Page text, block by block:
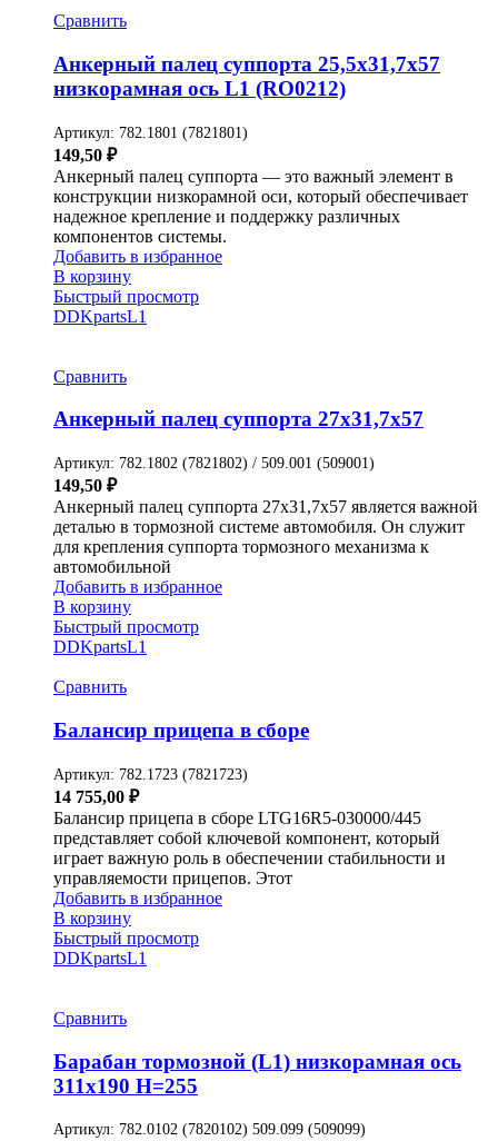
Сравнить
Анкерный палец суппорта 25,5х31,7х57
низкорамная ось L1 (RO0212)
Артикул: 782.1801 (7821801)
149,50 ₽
Анкерный палец суппорта — это важный элемент в
конструкции низкорамной оси, который обеспечивает
надежное крепление и поддержку различных
компонентов системы.
Добавить в избранное
В корзину
Быстрый просмотр
DDKpartsL1
Сравнить
Анкерный палец суппорта 27х31,7х57
Артикул: 782.1802 (7821802) / 509.001 (509001)
149,50 ₽
Анкерный палец суппорта 27х31,7х57 является важной
деталью в тормозной системе автомобиля. Он служит
для крепления суппорта тормозного механизма к
автомобильной
Добавить в избранное
В корзину
Быстрый просмотр
DDKpartsL1
Сравнить
Балансир прицепа в сборе
Артикул: 782.1723 (7821723)
14 755,00 ₽
Балансир прицепа в сборе LTG16R5-030000/445
представляет собой ключевой компонент, который
играет важную роль в обеспечении стабильности и
управляемости прицепов. Этот
Добавить в избранное
В корзину
Быстрый просмотр
DDKpartsL1
Сравнить
Барабан тормозной (L1) низкорамная ось
311х190 H=255
Артикул: 782.0102 (7820102) 509.099 (509099)